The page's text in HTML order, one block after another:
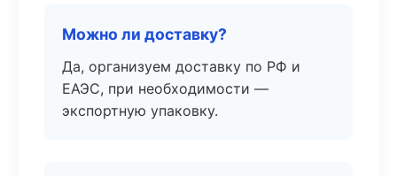
Можно ли доставку?
Да, организуем доставку по РФ и
ЕАЭС, при необходимости —
экспортную упаковку.